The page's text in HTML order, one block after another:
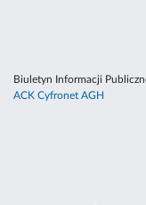
Biuletyn Informacji
ACK Cyfronet AGH